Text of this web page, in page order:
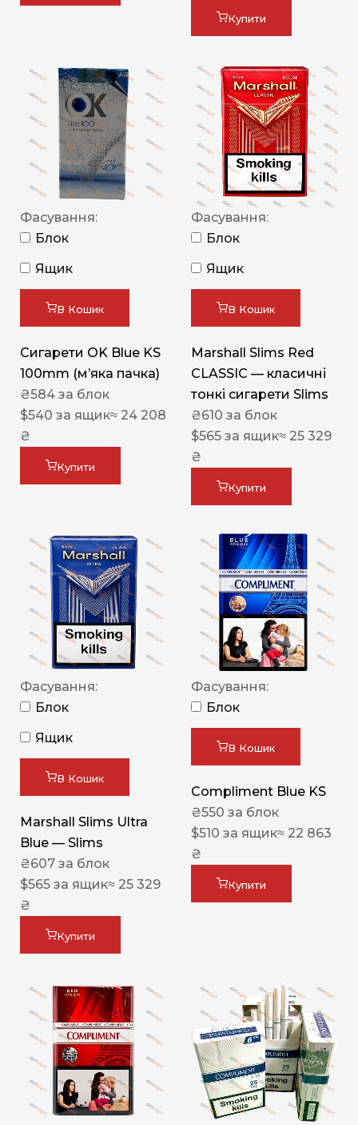
Купити
Фасування:
Блок
Ящик
В Кошик
Сигарети OK Blue KS
100mm (м’яка пачка)
₴584 за блок
$540 за ящик≈ 24 208
₴
Купити
Фасування:
Блок
Ящик
В Кошик
Marshall Slims Red
CLASSIC — класичні
тонкі сигарети Slims
₴610 за блок
$565 за ящик≈ 25 329
₴
Купити
Фасування:
Блок
Ящик
В Кошик
Marshall Slims Ultra
Blue — Slims
₴607 за блок
$565 за ящик≈ 25 329
₴
Купити
Фасування:
Блок
В Кошик
Compliment Blue KS
₴550 за блок
$510 за ящик≈ 22 863
₴
Купити